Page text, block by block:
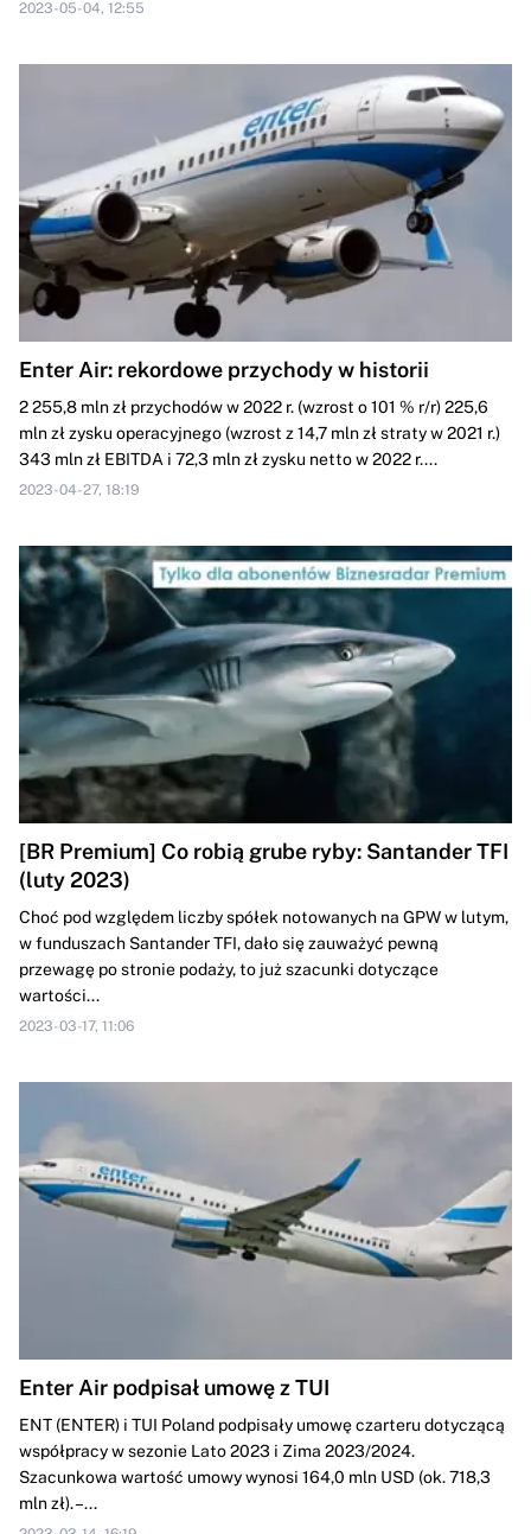
2023-05-04, 12:55
Enter Air: rekordowe przychody w historii
2 255,8 mln zł przychodów w 2022 r. (wzrost o 101 % r/r) 225,6
mln zł zysku operacyjnego (wzrost z 14,7 mln zł straty w 2021 r.)
343 mln zł EBITDA i 72,3 mln zł zysku netto w 2022 r....
2023-04-27, 18:19
[BR Premium] Co robią grube ryby: Santander TFI
(luty 2023)
Choć pod względem liczby spółek notowanych na GPW w lutym,
w funduszach Santander TFI, dało się zauważyć pewną
przewagę po stronie podaży, to już szacunki dotyczące
wartości...
2023-03-17, 11:06
Enter Air podpisał umowę z TUI
ENT (ENTER) i TUI Poland podpisały umowę czarteru dotyczącą
współpracy w sezonie Lato 2023 i Zima 2023/2024.
Szacunkowa wartość umowy wynosi 164,0 mln USD (ok. 718,3
mln zł). –...